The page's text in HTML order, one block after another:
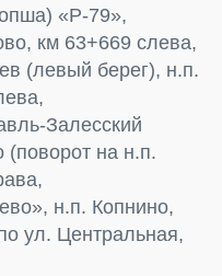
«Р-79»,
км 63+669 слева,
(левый берег), н.п.
Залесский
на н.п.
н.п. Копнино,
ул. Центральная,